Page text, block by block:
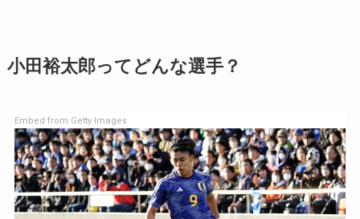
小田裕太郎ってどんな選手？
Embed from Getty Images